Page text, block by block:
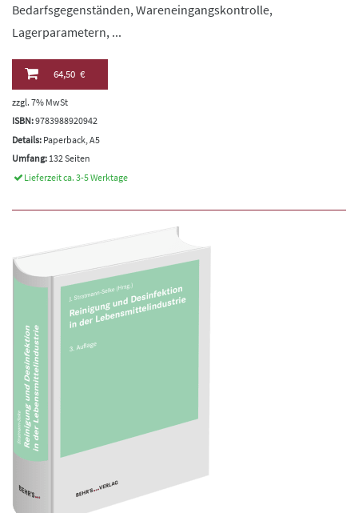
Bedarfsgegenständen, Wareneingangskontrolle,
Lagerparametern, ...
64,50 €
zzgl. 7% MwSt
ISBN:9783988920942
Details: Paperback, A5
Umfang: 132 Seiten
Lieferzeit ca. 3-5 Werktage